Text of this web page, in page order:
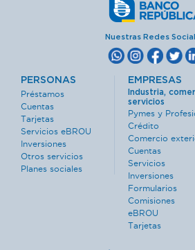
Nuestras Redes
PERSONAS
Préstamos
Cuentas
Tarjetas
Servicios eBROU
Inversiones
Otros servicios
Planes sociales
EMPRESAS
Industria,
servicios
Pymes y
Crédito
Comercio
Cuentas
Servicios
Inversiones
Formularios
Comisiones
eBROU
Tarjetas